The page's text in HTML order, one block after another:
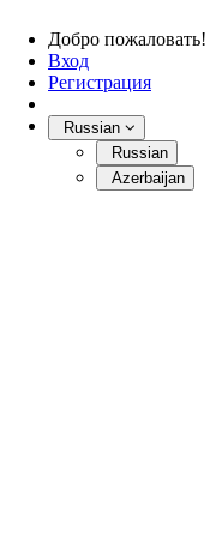
Добро пожаловать!
Вход
Регистрация
Russian
Russian
Azerbaijan